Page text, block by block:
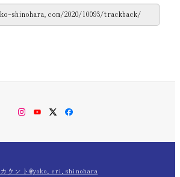
Instagram
YouTubeTwitterFacebook
ウント@yoko.eri.shinohara